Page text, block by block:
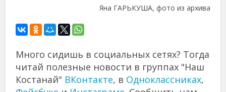
Яна ГАРЬКУША, фото из архива
Много сидишь в социальных сетях? Тогда
читай полезные новости в группах "Наш
Костанай" ВКонтакте, в Одноклассниках,